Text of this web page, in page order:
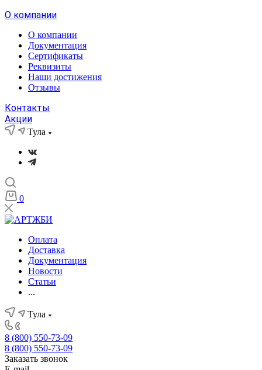
О компании
О компании
Документация
Сертификаты
Реквизиты
Наши достижения
Отзывы
Контакты
Акции
Тула
0
Оплата
Доставка
Документация
Новости
Статьи
...
Тула
8 (800) 550-73-09
8 (800) 550-73-09
Заказать звонок